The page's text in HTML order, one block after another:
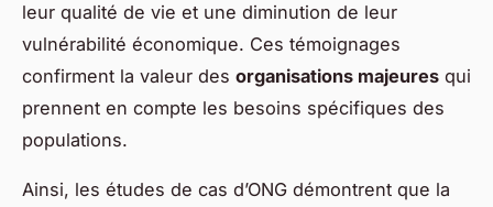
leur qualité de vie et une diminution de leur
vulnérabilité économique. Ces témoignages
confirment la valeur des organisations majeures qui
prennent en compte les besoins spécifiques des
populations.
Ainsi, les études de cas d’ONG démontrent que la